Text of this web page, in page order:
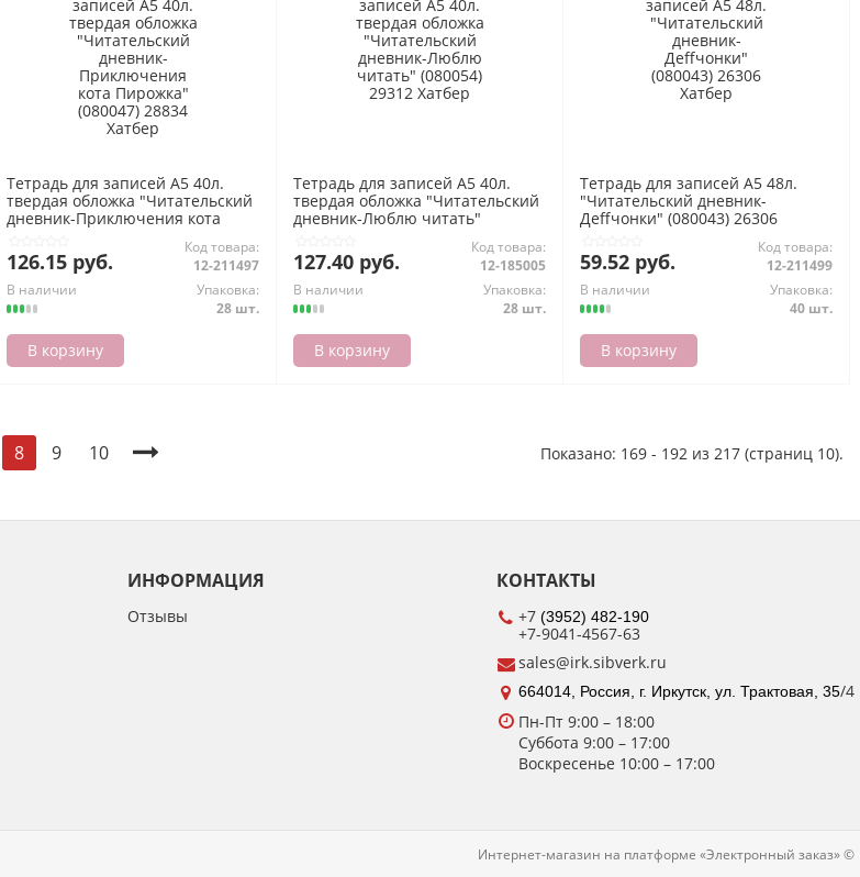
Тетрадь для записей А5 40л.
твердая обложка "Читательский
дневник-Приключения кота
126.15 руб.
Код товара:
12-211497
В наличии
Упаковка:
28 шт.
В корзину
Тетрадь для записей А5 40л.
твердая обложка "Читательский
дневник-Люблю читать"
127.40 руб.
Код товара:
12-185005
В наличии
Упаковка:
28 шт.
В корзину
Тетрадь для записей А5 48л.
"Читательский дневник-
Деffчонки" (080043) 26306
59.52 руб.
Код товара:
12-211499
В наличии
Упаковка:
40 шт.
В корзину
8 9 10 Показано: 169 - 192 из 217 (страниц 10).
ИНФОРМАЦИЯ
Отзывы
КОНТАКТЫ
+7 (3952) 482-190
+7-9041-4567-63
sales@irk.sibverk.ru
664014, Россия, г. Иркутск, ул. Трактовая, 35/4
Пн-Пт 9:00 – 18:00
Суббота 9:00 – 17:00
Воскресенье 10:00 – 17:00
Интернет-магазин на платформе «Электронный заказ» ©